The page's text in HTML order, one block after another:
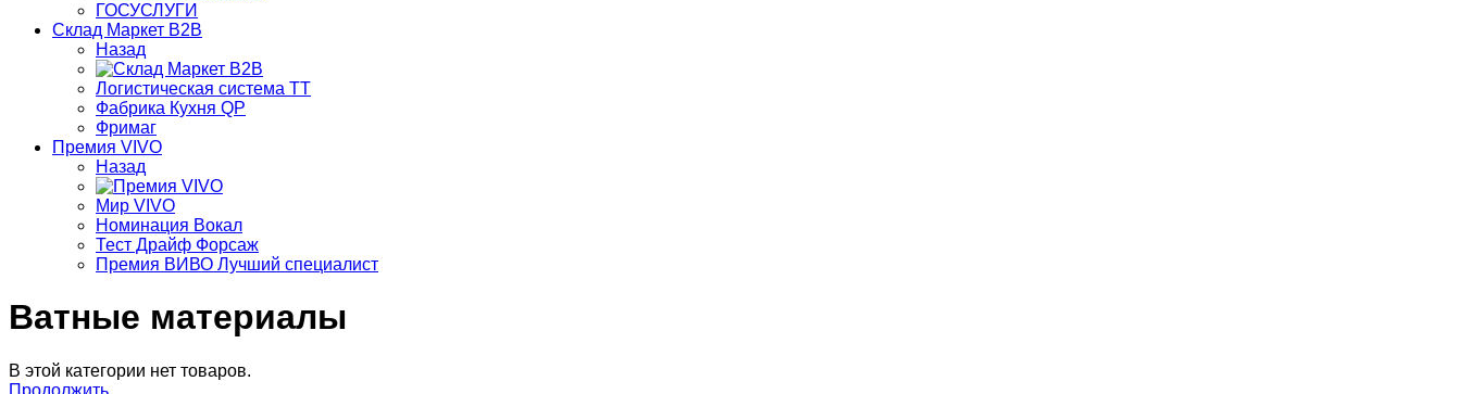
ГОСУСЛУГИ
Склад Маркет В2В
Назад
Логистическая система ТТ
Фабрика Кухня QP
Фримаг
Премия VIVO
Назад
Мир VIVO
Номинация Вокал
Тест Драйф Форсаж
Премия ВИВО Лучший специалист
Ватные материалы
В этой категории нет товаров.
Продолжить